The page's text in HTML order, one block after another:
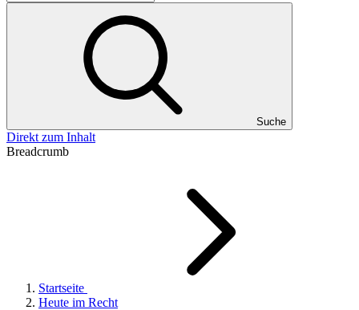
Suche
Direkt zum Inhalt
Breadcrumb
Startseite
Heute im Recht